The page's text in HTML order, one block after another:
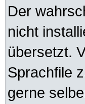
Der
nicht
übersetzt.
Sprachfile
gerne